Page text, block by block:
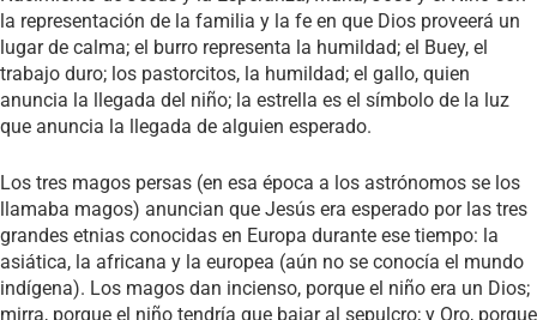
la representación de la familia y la fe en que Dios proveerá un
lugar de calma; el burro representa la humildad; el Buey, el
trabajo duro; los pastorcitos, la humildad; el gallo, quien
anuncia la llegada del niño; la estrella es el símbolo de la luz
que anuncia la llegada de alguien esperado.
Los tres magos persas (en esa época a los astrónomos se los
llamaba magos) anuncian que Jesús era esperado por las tres
grandes etnias conocidas en Europa durante ese tiempo: la
asiática, la africana y la europea (aún no se conocía el mundo
indígena). Los magos dan incienso, porque el niño era un Dios;
mirra, porque el niño tendría que bajar al sepulcro; y Oro, porque